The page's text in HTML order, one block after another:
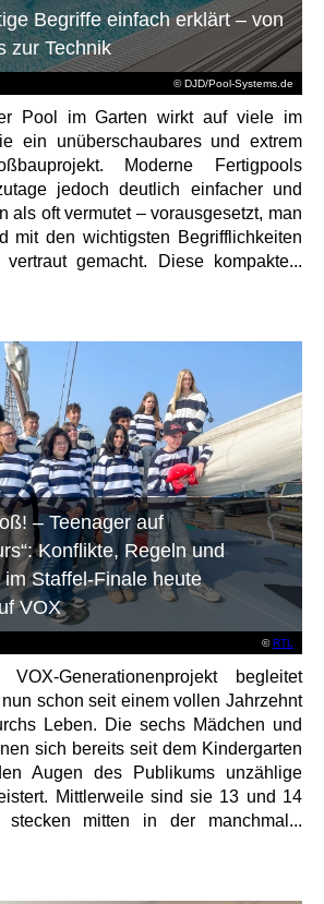
© DJD/Pool-Systems.de
Begriffe einfach erklärt – von
zur Technik
Pool im Garten wirkt auf viele im
ein unüberschaubares und extrem
Moderne Fertigpools
jedoch deutlich einfacher und
als oft vermutet – vorausgesetzt, man
mit den wichtigsten Begrifflichkeiten
gemacht. Diese kompakte...
©RTL
– Teenager auf
Konflikte, Regeln und
Staffel-Finale heute
VOX
Generationenprojekt begleitet
schon seit einem vollen Jahrzehnt
Leben. Die sechs Mädchen und
sich bereits seit dem Kindergarten
Augen des Publikums unzählige
Mittlerweile sind sie 13 und 14
mitten in der manchmal...